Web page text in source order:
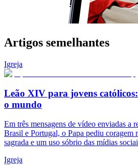
Artigos semelhantes
Igreja
Leão XIV para jovens
o mundo
Em três mensagens de vídeo enviadas a
Brasil e Portugal, o Papa pediu coragem
sagrada e um uso sóbrio das mídias
Igreja